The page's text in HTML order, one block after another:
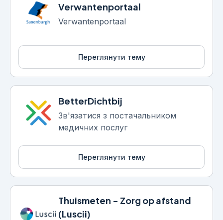
Verwantenportaal
Verwantenportaal
Переглянути тему
BetterDichtbij
Зв'язатися з постачальником
медичних послуг
Переглянути тему
Thuismeten - Zorg op afstand
(Luscii)